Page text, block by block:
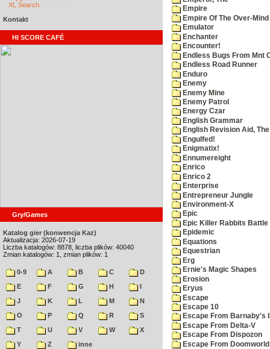
XL Search
Kontakt
HI SCORE CAFÉ
Gry/Games
Katalog gier (konwencja Kaz)
Aktualizacja: 2026-07-19
Liczba katalogów: 8878, liczba plików: 40040
Zmian katalogów: 1, zmian plików: 1
0-9 A B C
D
E
F G H
I
J
K L M
N
O
P Q R
S
T
U V W
X
Y
Z
inne
Empire
Empire Of The Over-Mind
Emulator
Enchanter
Encounter!
Endless Bugs From Mnt
Endless Road Runner
Enduro
Enemy
Enemy Mine
Enemy Patrol
Energy Czar
English Grammar
English Revision Aid, The
Engulfed!
Enigmatix!
Ennumereight
Enrico
Enrico 2
Enterprise
Entrepreneur Jungle
Environment-X
Epic
Epic Killer Rabbits Battle
Epidemic
Equations
Equestrian
Erg
Ernie's Magic Shapes
Erosion
Eryus
Escape
Escape 10
Escape From Barnaby's
Escape From Delta-V
Escape From Dispozon
Escape From Doomworld